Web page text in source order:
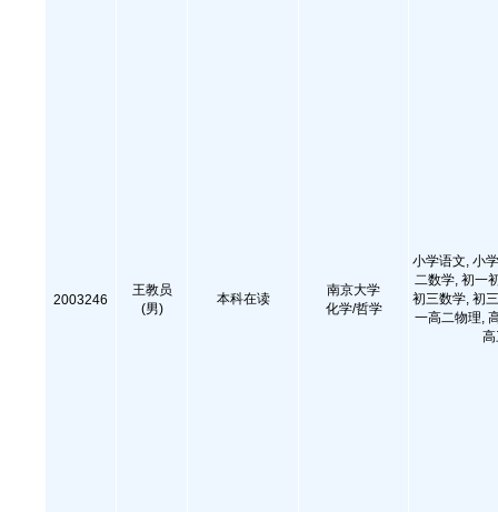
2003246
王教员
(男)
本科在读
南京大学
化学/哲学
小学语文, 小
二数学, 初一
初三数学, 初
一高二物理,